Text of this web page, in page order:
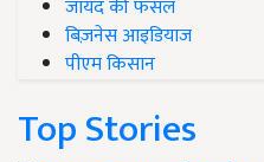
जायद की फसल
बिज़नेस आइडियाज
पीएम किसान
Top Stories